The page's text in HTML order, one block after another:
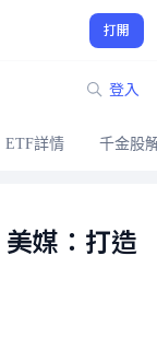
打開
登入
ETF詳情 千金股
媒：打造